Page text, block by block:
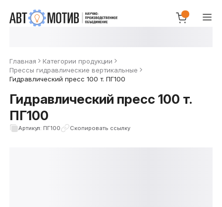
Главная
Категории продукции
Прессы гидравлические вертикальные
Гидравлический пресс 100 т. ПГ100
Гидравлический пресс 100 т.
ПГ100
Артикул: ПГ100 Скопировать ссылку